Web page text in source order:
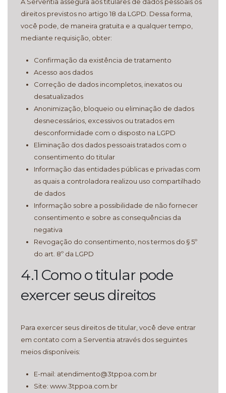
direitos previstos no artigo 18 da LGPD. Dessa forma,
você pode, de maneira gratuita e a qualquer tempo,
mediante requisição, obter:
Confirmação da existência de tratamento
Acesso aos dados
Correção de dados incompletos, inexatos ou
desatualizados
Anonimização, bloqueio ou eliminação de dados
desnecessários, excessivos ou tratados em
desconformidade com o disposto na LGPD
Eliminação dos dados pessoais tratados com o
consentimento do titular
Informação das entidades públicas e privadas com
as quais a controladora realizou uso compartilhado
de dados
Informação sobre a possibilidade de não fornecer
consentimento e sobre as consequências da
negativa
Revogação do consentimento, nos termos do § 5º
do art. 8º da LGPD
4.1 Como o titular pode
exercer seus direitos
Para exercer seus direitos de titular, você deve entrar
em contato com a Serventia através dos seguintes
meios disponíveis:
E-mail: atendimento@3tppoa.com.br
Site: www.3tppoa.com.br